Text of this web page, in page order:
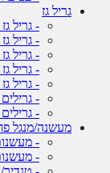
גריל גז
- גריל גז 2 מבערים
- גריל גז 3 מבערים
- גריל גז 4 מבערים
- גריל גז 5 מבערים
- גריל גז 6 מבערים
- גרילים Built-In / Stand-Alone
-
מעשנה/מנגל
-
-